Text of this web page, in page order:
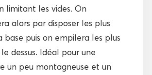
limitant les vides. On
alors par disposer les plus
base puis on empilera les plus
dessus. Idéal pour une
un peu montagneuse et un